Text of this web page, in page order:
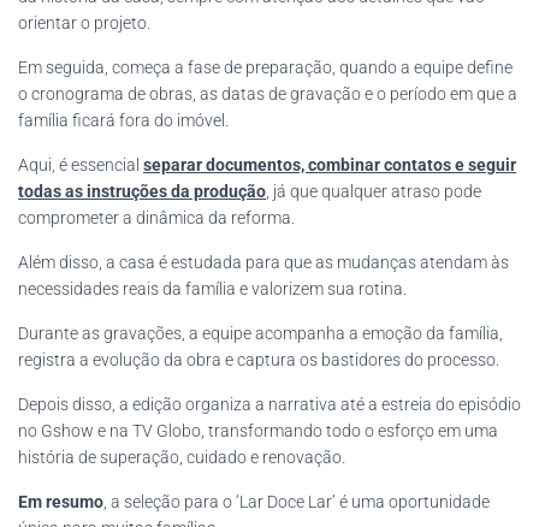
orientar o projeto.
Em seguida, começa a fase de preparação, quando a equipe define
o cronograma de obras, as datas de gravação e o período em que a
família ficará fora do imóvel.
Aqui, é essencial separar documentos, combinar contatos e seguir
todas as instruções da produção , já que qualquer atraso pode
comprometer a dinâmica da reforma.
Além disso, a casa é estudada para que as mudanças atendam às
necessidades reais da família e valorizem sua rotina.
Durante as gravações, a equipe acompanha a emoção da família,
registra a evolução da obra e captura os bastidores do processo.
Depois disso, a edição organiza a narrativa até a estreia do episódio
no Gshow e na TV Globo, transformando todo o esforço em uma
história de superação, cuidado e renovação.
Em resumo , a seleção para o ‘Lar Doce Lar’ é uma oportunidade